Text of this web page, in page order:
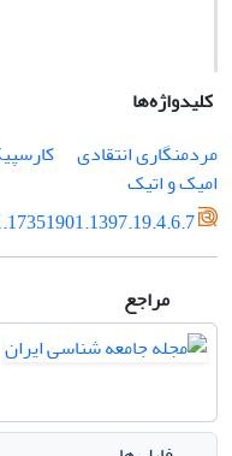
کلیدواژه‌ها
مردم­نگاری ‌انتقادی
امیک و اتیک
مراجع